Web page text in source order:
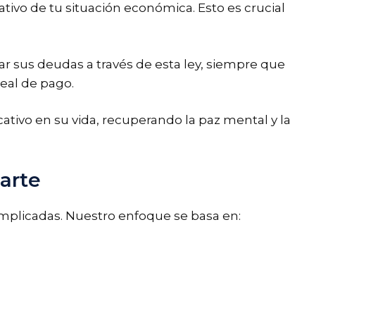
de tu situación económica. Esto es crucial
deudas a través de esta ley, siempre que
de pago.
en su vida, recuperando la paz mental y la
Nuestro enfoque se basa en: